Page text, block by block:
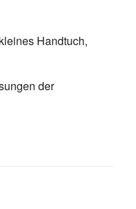
Handtuch,
der